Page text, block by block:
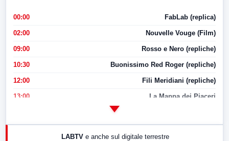
00:00 FabLab (replica)
02:00 Nouvelle Vouge (Film)
09:00 Rosso e Nero (repliche)
10:30 Buonissimo Red Roger (repliche)
12:00 Fili Meridiani (repliche)
13:00 La Mappa dei Piaceri
17:00 LabNews (replica)
LABTV e anche sul digitale terrestre